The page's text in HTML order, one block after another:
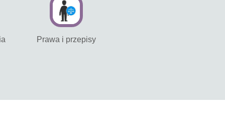
Prawa i przepisy